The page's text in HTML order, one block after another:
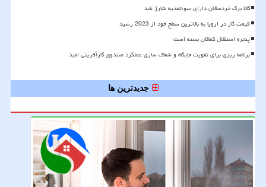
کالا برگ خردسالان دارای سوءتغذیه شارژ شد
قیمت گاز در اروپا به بالاترین سطح خود از 2023 رسید
پنجره استقلال کماکان بسته است
برنامه ریزی برای تقویت جایگاه و شفاف سازی عملکرد صندوق کارآفرینی امید
جدیدترین ها